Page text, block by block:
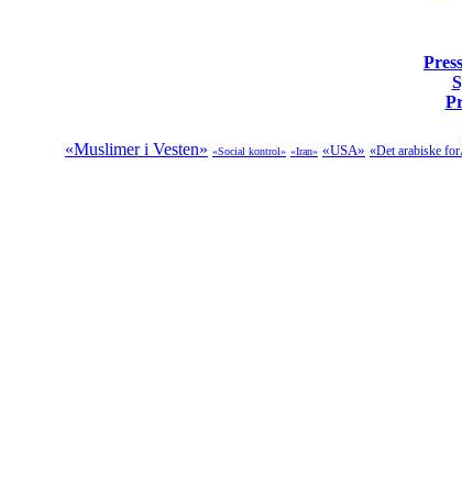
«Muslimer i Vesten» «Social kontrol» «Iran» «USA» «Det arabiske